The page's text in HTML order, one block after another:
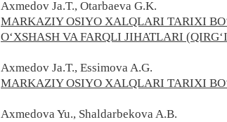
Axmedov Ja.T., Otarbaeva G.K.
MARKAZIY OSIYO XALQLARI TARIXI
O‘XSHASH VA FARQLI JIHATLARI
Axmedov Ja.T., Essimova A.G.
MARKAZIY OSIYO XALQLARI TARIXI
Axmedova Yu., Shaldarbekova A.B.